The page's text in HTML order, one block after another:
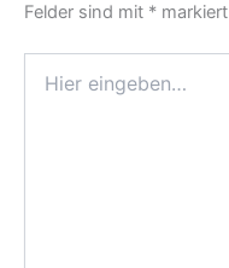
Felder sind mit * markiert
eingeben…